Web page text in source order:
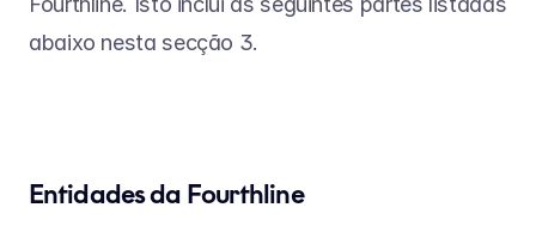
abaixo nesta secção 3.
Entidades da Fourthline